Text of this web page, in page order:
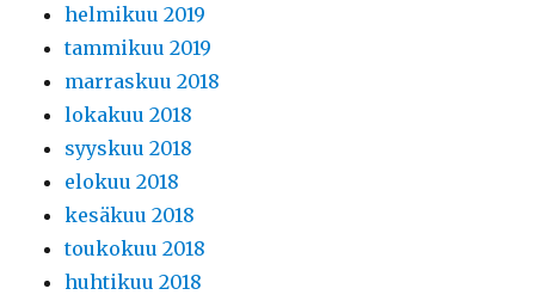
helmikuu 2019
tammikuu 2019
marraskuu 2018
lokakuu 2018
syyskuu 2018
elokuu 2018
kesäkuu 2018
toukokuu 2018
huhtikuu 2018